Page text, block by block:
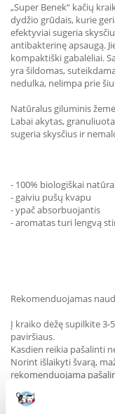
„Super Benek“ kačių
dydžio grūdais, kurie
efektyviai sugeria
antibakterinę apsaugą.
kompaktiški gabalėliai.
yra šildomas,
nedulka, nelimpa prie
Natūralus giluminis
Labai akytas,
sugeria skysčius ir
- 100% biologiškai
- gaiviu pušų kvapu
- ypač absorbuojantis
- aromatas turi lengvą
Rekomenduojamas
Į kraiko dėžę supilkite
paviršiaus.
Kasdien reikia pašalinti
Norint išlaikyti švarą,
rekomenduojama
RŪŠIS: